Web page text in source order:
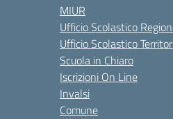
MIUR
Ufficio Scolastico
Ufficio Scolastico
Scuola in Chiaro
Iscrizioni On Line
Invalsi
Comune